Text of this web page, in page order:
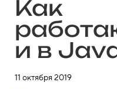
Как
и в
11 октября 2019